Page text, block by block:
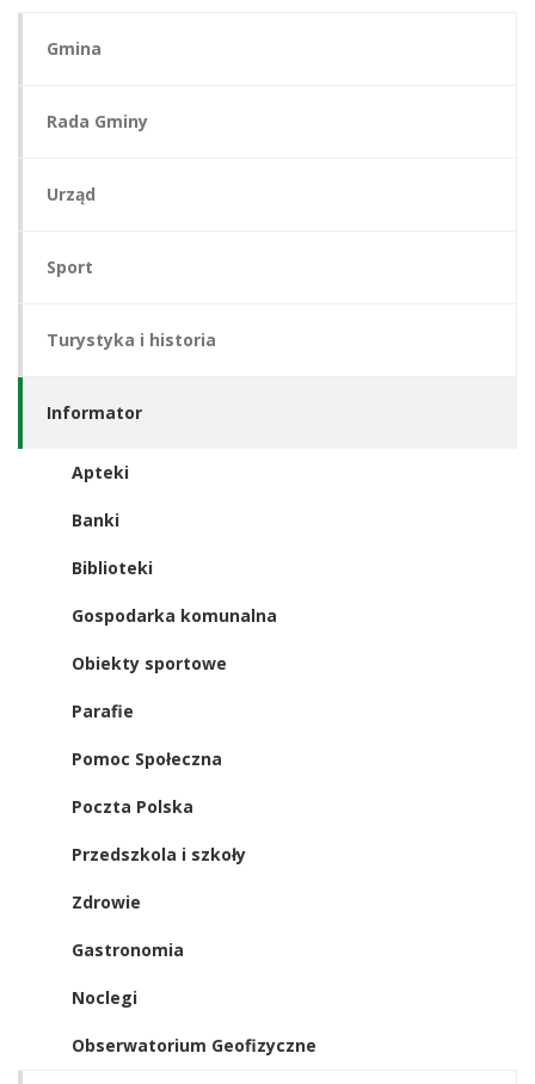
Gmina
Rada Gminy
Urząd
Sport
Turystyka i historia
Informator
Apteki
Banki
Biblioteki
Gospodarka komunalna
Obiekty sportowe
Parafie
Pomoc Społeczna
Poczta Polska
Przedszkola i szkoły
Zdrowie
Gastronomia
Noclegi
Obserwatorium Geofizyczne